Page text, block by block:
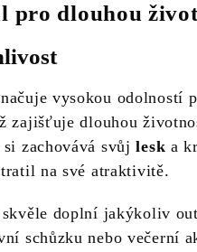
pro dlouhou
vysokou odolností
zajišťuje dlouhou
si zachovává svůjlesk a
na své atraktivitě.
skvěle doplní jakýkoliv
schůzku nebo večerní